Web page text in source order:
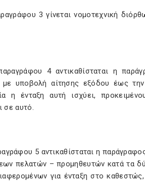
3 γίνεται νομοτεχνική
4 αντικαθίσταται η
με υποβολή αίτησης εξόδου έως
η ένταξη αυτή ισχύει,
σε αυτό.
5 αντικαθίσταται η
πελατών – προμηθευτών κατά τα
για ένταξη στο